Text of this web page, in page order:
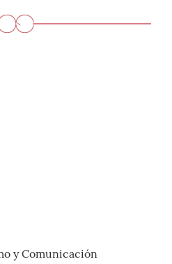
y Comunicación